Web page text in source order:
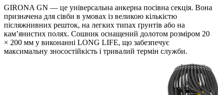
GIRONA GN — це універсальна анкерна посівна секція. Вона
призначена для сівби в умовах із великою кількістю
післяжнивних решток, на легких типах ґрунтів або на
кам’янистих полях. Сошник оснащений долотом розміром 20
× 200 мм у виконанні LONG LIFE, що забезпечує
максимальну зносостійкість і тривалий термін служби.